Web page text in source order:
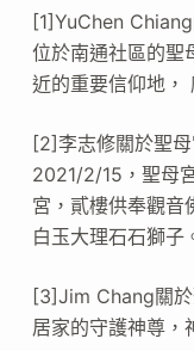
[1]YuChen
位於南通社區的聖
近的重要信仰地，
[2]李志修關於聖母
2021/2/15，聖母
宮，貳樓供奉觀音
白玉大理石石獅子
[3]Jim Chang關於
居家的守護神尊，